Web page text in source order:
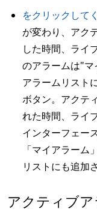
をクリックして
が変わり、アク
した時間、ライ
のアラームは"
アラームリスト
ボタン。アクテ
れた時間、ライ
インターフェー
「マイアラー
リストにも追加
アクティブ